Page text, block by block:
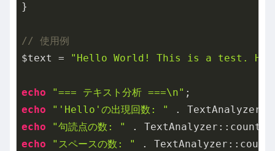
}
// 使用例
$text =
"Hello World! This is a test.
echo "=== テキスト分析 ===\n"
echo
"'Hello'の出現回数: "
.
echo
"句読点の数: "
.
echo
"スペースの数: " .